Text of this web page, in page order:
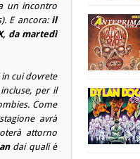
un incontro
E ancora: il
da martedì
cui dovrete
per il
Come
avrà
attorno
dai quali è